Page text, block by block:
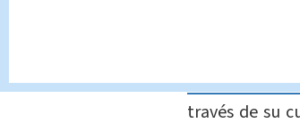
Maribel
través de su